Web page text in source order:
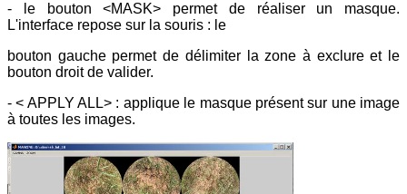
- le bouton <MASK> permet de réaliser un masque.
L'interface repose sur la souris : le
bouton gauche permet de délimiter la zone à exclure et le
bouton droit de valider.
- < APPLY ALL> : applique le masque présent sur une image
à toutes les images.